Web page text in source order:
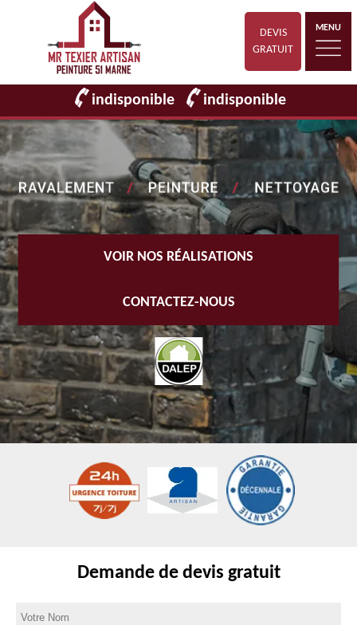
DEVIS
GRATUIT
MENU
indisponible indisponible
VOIR NOS RÉALISATIONS
CONTACTEZ-NOUS
Demande de devis gratuit